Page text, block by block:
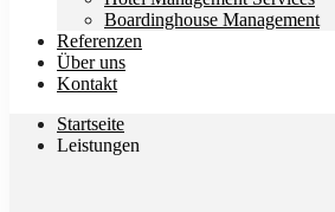
Boardinghouse Management
Referenzen
Über uns
Kontakt
Startseite
Leistungen